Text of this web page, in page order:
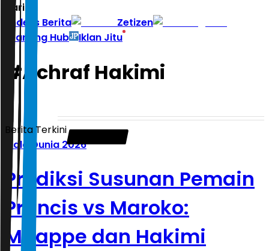
Hari ini
Indeks Berita
Zetizen
Learning Hub
Iklan Jitu
#Achraf Hakimi
Berita Terkini
Piala Dunia 2026
Prediksi Susunan Pemain
Prancis vs Maroko:
Mbappe dan Hakimi